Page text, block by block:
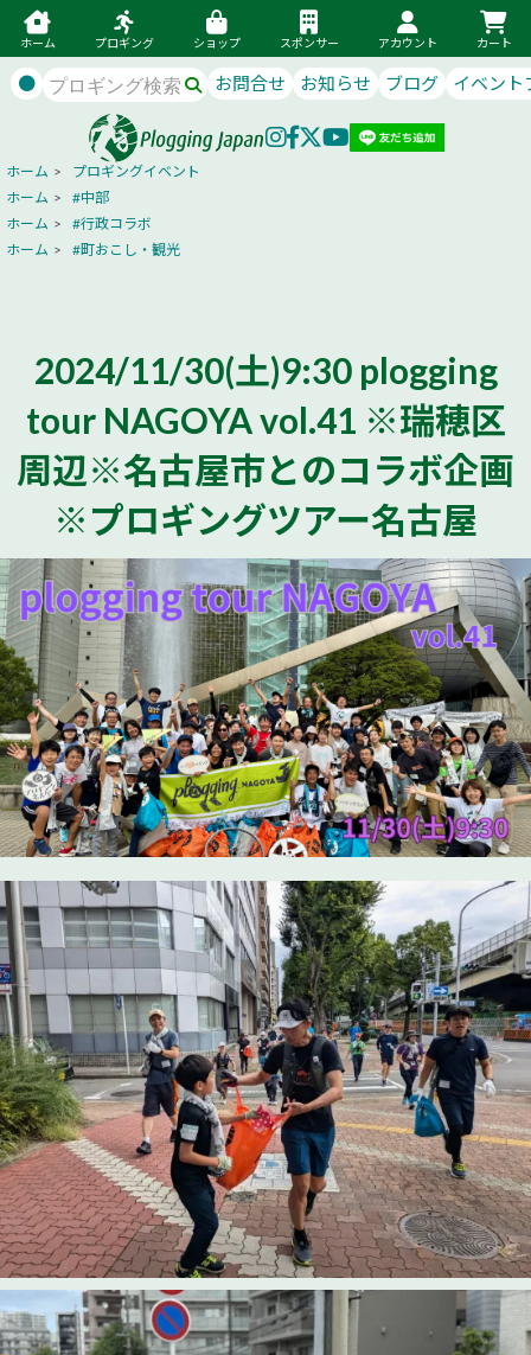
ホーム プロギング ショップ スポンサー アカウント カート
● お問合せ お知らせ ブログ イベント
ホーム >
プロギングイベント
ホーム >
#中部
ホーム >
#行政コラボ
ホーム > #町おこし・観光
2024/11/30(土)9:30 plogging
tour NAGOYA vol.41 ※瑞穂区
周辺※名古屋市とのコラボ企画
※プロギングツアー名古屋